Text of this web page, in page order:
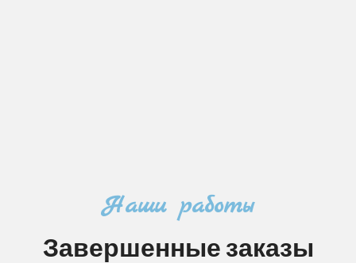
Наши работы
Завершенные заказы